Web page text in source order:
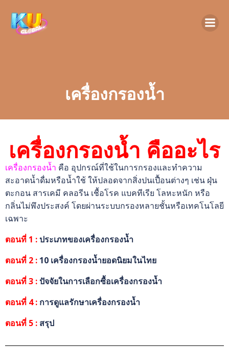
เครื่องกรองน้ำ
เครื่องกรองน้ำ คืออะไร
เครื่องกรองน้ำ คือ อุปกรณ์ที่ใช้ในการกรองและทำความ
สะอาดน้ำดื่มหรือน้ำใช้ ให้ปลอดจากสิ่งปนเปื้อนต่างๆ เช่น ฝุ่น
ตะกอน สารเคมี คลอรีน เชื้อโรค แบคทีเรีย โลหะหนัก หรือ
กลิ่นไม่พึงประสงค์ โดยผ่านระบบกรองหลายชั้นหรือเทคโนโลยี
เฉพาะ
ตอนที่ 1 : ประเภทของเครื่องกรองน้ำ
ตอนที่ 2 : 10 เครื่องกรองน้ำยอดนิยมในไทย
ตอนที่ 3 : ปัจจัยในการเลือกซื้อเครื่องกรองน้ำ
ตอนที่ 4 : การดูแลรักษาเครื่องกรองน้ำ
ตอนที่ 5 : สรุป